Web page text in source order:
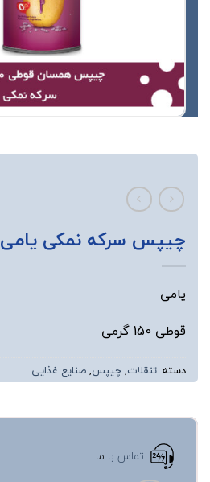
چیپس سرکه نمکی یامی
یامی
قوطی 150 گرمی
دسته: تنقلات,چیپس,صنایع غذایی
تماس با ما